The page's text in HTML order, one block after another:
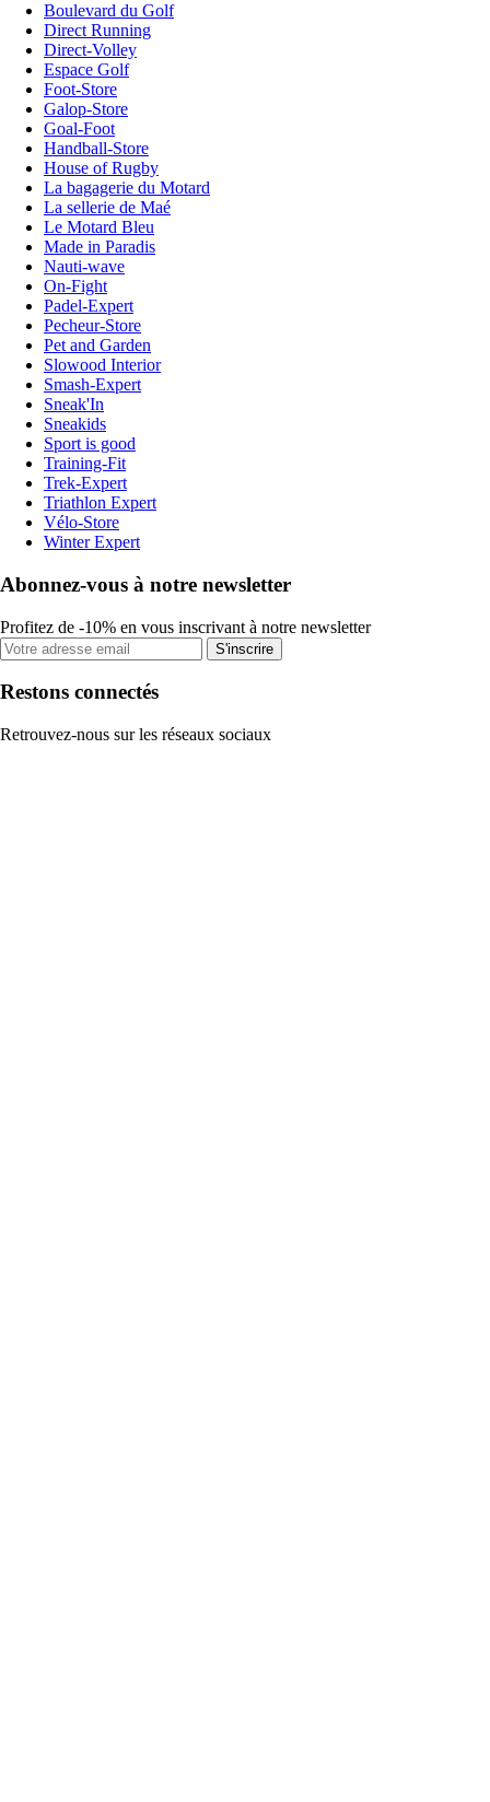
Boulevard du Golf
Direct Running
Direct-Volley
Espace Golf
Foot-Store
Galop-Store
Goal-Foot
Handball-Store
House of Rugby
La bagagerie du Motard
La sellerie de Maé
Le Motard Bleu
Made in Paradis
Nauti-wave
On-Fight
Padel-Expert
Pecheur-Store
Pet and Garden
Slowood Interior
Smash-Expert
Sneak'In
Sneakids
Sport is good
Training-Fit
Trek-Expert
Triathlon Expert
Vélo-Store
Winter Expert
Abonnez-vous à notre newsletter
Profitez de -10% en vous inscrivant à notre newsletter
S'inscrire
Restons connectés
Retrouvez-nous sur les réseaux sociaux